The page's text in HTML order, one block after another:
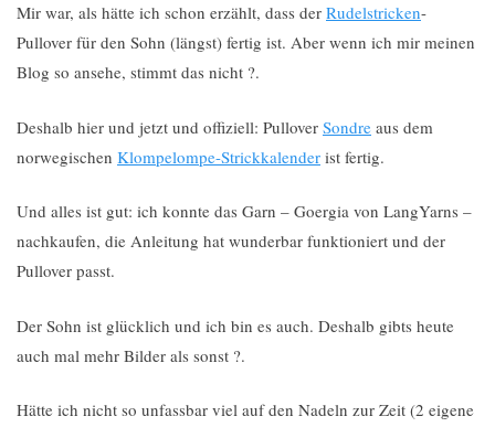
Mir war, als hätte ich schon erzählt, dass der Rudelstricken-
Pullover für den Sohn (längst) fertig ist. Aber wenn ich mir meinen
Blog so ansehe, stimmt das nicht ?.
Deshalb hier und jetzt und offiziell: Pullover Sondre aus dem
norwegischen Klompelompe-Strickkalender ist fertig.
Und alles ist gut: ich konnte das Garn – Goergia von LangYarns –
nachkaufen, die Anleitung hat wunderbar funktioniert und der
Pullover passt.
Der Sohn ist glücklich und ich bin es auch. Deshalb gibts heute
auch mal mehr Bilder als sonst ?.
Hätte ich nicht so unfassbar viel auf den Nadeln zur Zeit (2 eigene